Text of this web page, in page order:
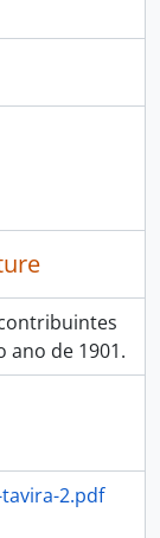
ano de 1901.
2.pdf